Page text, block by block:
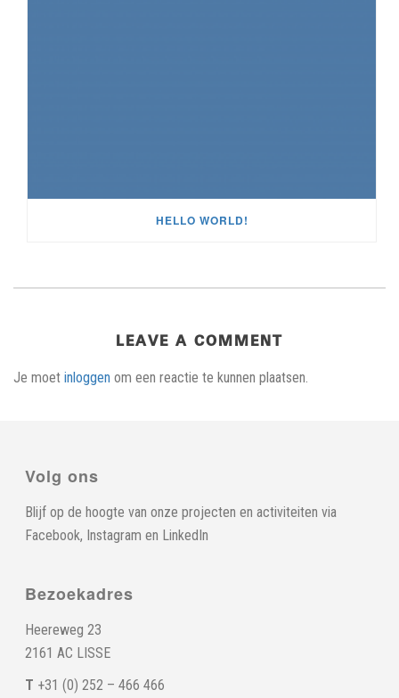
HELLO WORLD!
LEAVE A COMMENT
Je moet inloggen om een reactie te kunnen plaatsen.
Volg ons
Blijf op de hoogte van onze projecten en activiteiten via
Facebook, Instagram en LinkedIn
Bezoekadres
Heereweg 23
2161 AC LISSE
T +31 (0) 252 – 466 466